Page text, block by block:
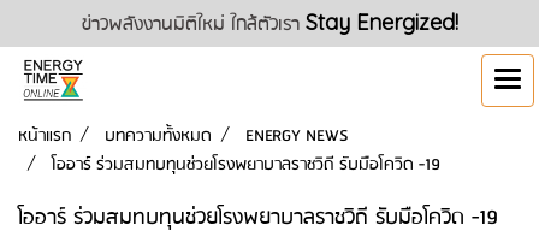
ข่าวพลังงานมิติใหม่ ใกล้ตัวเรา Stay Energized!
หน้าแรก บทความทั้งหมด
ENERGY NEWS
โออาร์ ร่วมสมทบทุนช่วยโรงพยาบาลราชวิถี รับมือโควิด -19
โออาร์ ร่วมสมทบทุนช่วยโรงพยาบาลราชวิถี รับมือโควิด -19